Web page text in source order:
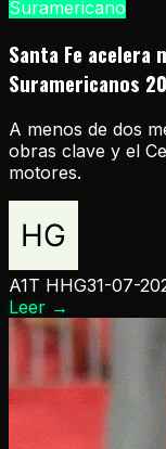
Suramericano
Santa Fe acelera
Suramericanos
A menos de dos
obras clave y el
motores.
A1T HHG31-07-
Leer →